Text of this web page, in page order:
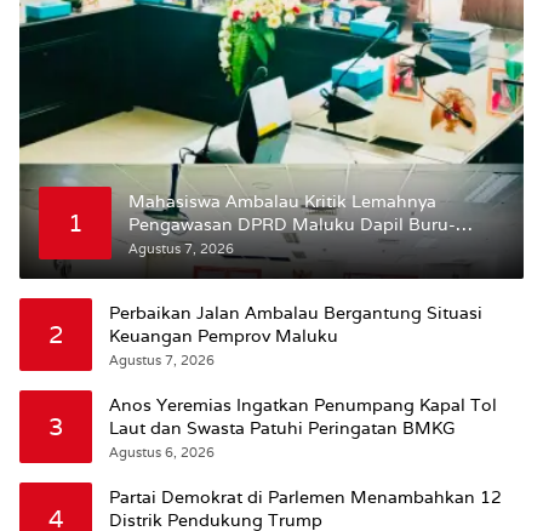
1
Mahasiswa Ambalau Kritik Lemahnya
Pengawasan DPRD Maluku Dapil Buru-
Bursel Terhadap Proses Perubahan Status
Jalan
Agustus 7, 2026
2
Perbaikan Jalan Ambalau Bergantung Situasi
Keuangan Pemprov Maluku
Agustus 7, 2026
3
Anos Yeremias Ingatkan Penumpang Kapal Tol
Laut dan Swasta Patuhi Peringatan BMKG
Agustus 6, 2026
4
Partai Demokrat di Parlemen Menambahkan 12
Distrik Pendukung Trump